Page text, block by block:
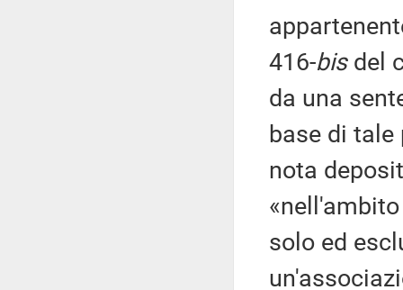
416-bisdel
da una
base di tale
nota
solo ed